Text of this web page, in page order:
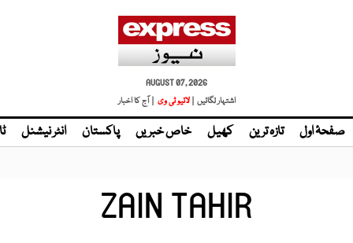
AUGUST 07, 2026
اشتہار لگائیں | لائیو ٹی وی | آج کا اخبار
صفحۂ اول تازہ ترین کھیل خاص خبریں پاکستان انٹر نیشنل
ZAIN TAHIR